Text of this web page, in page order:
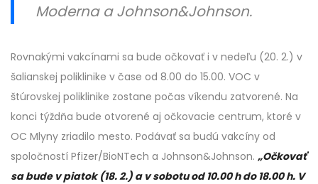
Moderna a Johnson&Johnson.
Rovnakými vakcínami sa bude očkovať i v nedeľu (20. 2.) v
šalianskej poliklinike v čase od 8.00 do 15.00. VOC v
štúrovskej poliklinike zostane počas víkendu zatvorené. Na
konci týždňa bude otvorené aj očkovacie centrum, ktoré v
OC Mlyny zriadilo mesto. Podávať sa budú vakcíny od
spoločností Pfizer/BioNTech a Johnson&Johnson. „Očkovať
sa bude v piatok (18. 2.) a v sobotu od 10.00 h do 18.00 h. V